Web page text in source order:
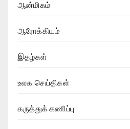
ஆன்மிகம்
ஆரோக்கியம்
இதழ்கள்
உலக செய்திகள்
கருத்துக் கணிப்பு